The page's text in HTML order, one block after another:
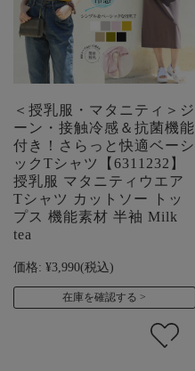
＜授乳服・マタニティ＞ジ
ーン・接触冷感＆抗菌機能
付き！さらっと快適ベーシ
ックTシャツ【6311232】
授乳服 マタニティウエア
Tシャツ カットソー トッ
プス 機能素材 半袖 Milk
tea
価格: ¥3,990(税込)
在庫を確認する